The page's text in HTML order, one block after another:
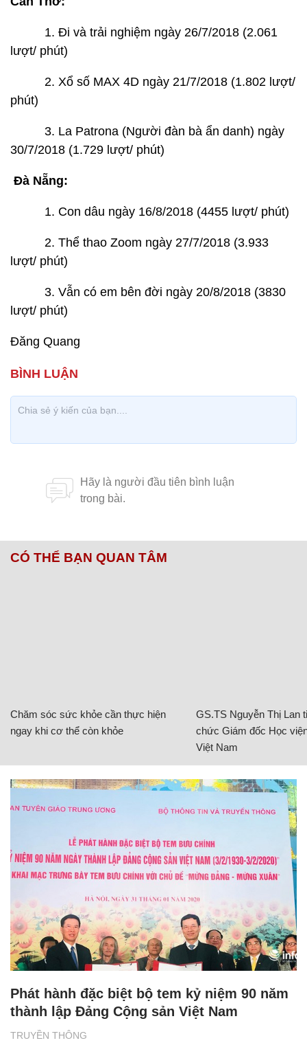
1. Đi và trải nghiệm ngày 26/7/2018 (2.061
lượt/ phút)
2. Xổ số MAX 4D ngày 21/7/2018 (1.802 lượt/
phút)
3. La Patrona (Người đàn bà ẩn danh) ngày
30/7/2018 (1.729 lượt/ phút)
Đà Nẵng:
1. Con dâu ngày 16/8/2018 (4455 lượt/ phút)
2. Thể thao Zoom ngày 27/7/2018 (3.933
lượt/ phút)
3. Vẫn có em bên đời ngày 20/8/2018 (3830
lượt/ phút)
Đăng Quang
CÓ THỂ BẠN QUAN TÂM
Chăm sóc sức khỏe cần thực hiện
ngay khi cơ thể còn khỏe
GS.TS Nguyễn Thị Lan
chức Giám đốc Học
Việt Nam
TRUYỀN THÔNG
Phát hành đặc biệt bộ tem kỷ niệm 90 năm
thành lập Đảng Cộng sản Việt Nam